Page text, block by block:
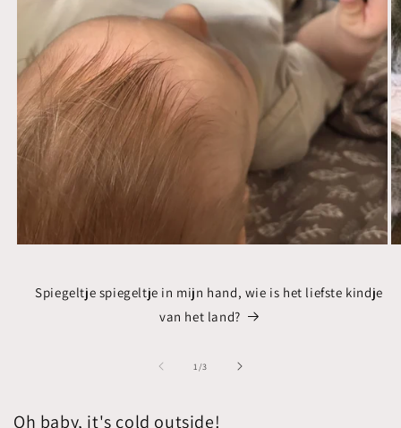
Spiegeltje spiegeltje in mijn hand, wie is het liefste kindje
van het land?
1 /van
3
Oh baby, it's cold outside!